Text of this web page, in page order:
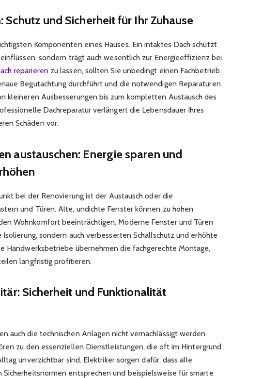
Schutz und Sicherheit für Ihr Zuhause
Komponenten eines Hauses. Ein intaktes Dach schützt
sondern trägt auch wesentlich zur Energieeffizienz bei.
reparierenzu lassen, sollten Sie unbedingt einen Fachbetrieb
Begutachtung durchführt und die notwendigen Reparaturen
kleineren Ausbesserungen bis zum kompletten Austausch des
Dachreparatur verlängert die Lebensdauer Ihres
Schäden vor.
austauschen: Energie sparen und
bei der Renovierung ist der Austausch oder die
und Türen. Alte, undichte Fenster können zu hohen
Wohnkomfort beeinträchtigen. Moderne Fenster und Türen
sondern auch verbesserten Schallschutz und erhöhte
Handwerksbetriebe übernehmen die fachgerechte Montage,
langfristig profitieren.
Sicherheit und Funktionalität
auch die technischen Anlagen nicht vernachlässigt werden.
zu den essenziellen Dienstleistungen, die oft im Hintergrund
unverzichtbar sind. Elektriker sorgen dafür, dass alle
entsprechen und beispielsweise für smarte